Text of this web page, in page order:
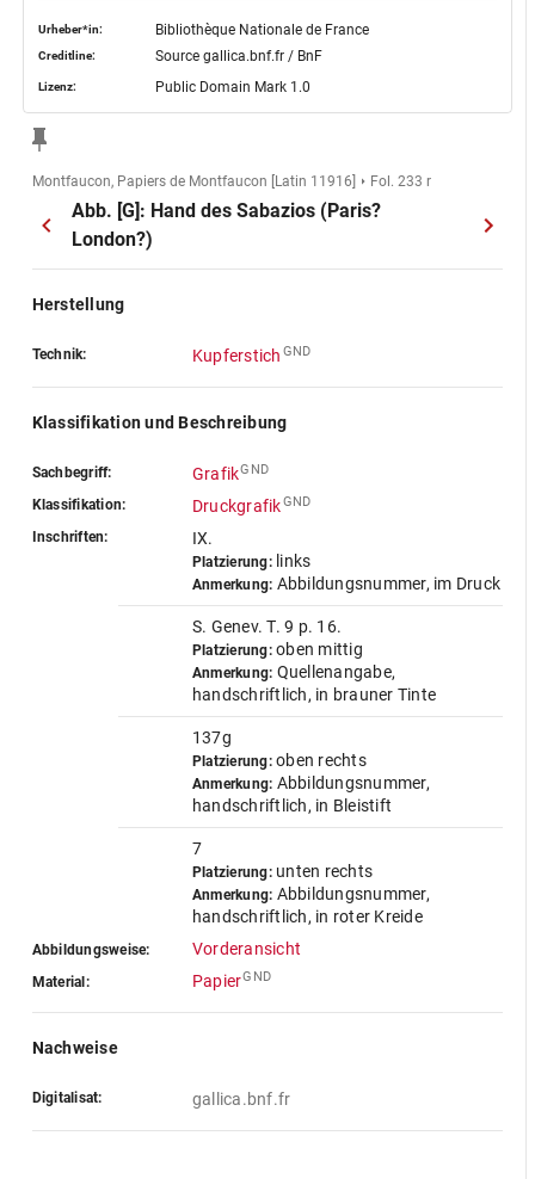
Urheber*in: Bibliothèque Nationale de France
Creditline: Source gallica.bnf.fr / BnF
Lizenz: Public Domain Mark 1.0
Montfaucon, Papiers de Montfaucon [Latin 11916] Fol. 233 r
Abb. [G]: Hand des Sabazios (Paris?
London?)
Herstellung
Technik: Kupferstich GND
Klassifikation und Beschreibung
Sachbegriff: GrafikGND
Klassifikation: DruckgrafikGND
Inschriften: IX.
Platzierung:links
Anmerkung: Abbildungsnummer, im Druck
S. Genev. T. 9 p. 16.
Platzierung:oben mittig
Anmerkung: Quellenangabe,
handschriftlich, in brauner Tinte
137g
Platzierung:oben rechts
Anmerkung: Abbildungsnummer,
handschriftlich, in Bleistift
7
Platzierung:unten rechts
Anmerkung: Abbildungsnummer,
handschriftlich, in roter Kreide
Abbildungsweise: Vorderansicht
Material: PapierGND
Nachweise
Digitalisat: gallica.bnf.fr